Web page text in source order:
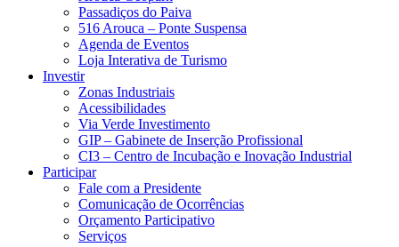
Passadiços do Paiva
516 Arouca – Ponte Suspensa
Agenda de Eventos
Loja Interativa de Turismo
Investir
Zonas Industriais
Acessibilidades
Via Verde Investimento
GIP – Gabinete de Inserção Profissional
CI3 – Centro de Incubação e Inovação Industrial
Participar
Fale com a Presidente
Comunicação de Ocorrências
Orçamento Participativo
Serviços